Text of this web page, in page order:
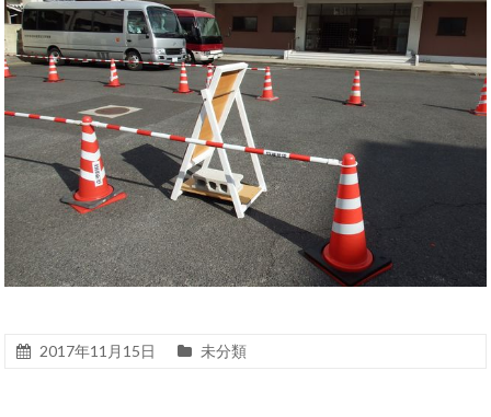
2017年11月15日 未分類